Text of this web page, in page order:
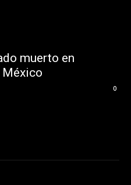
muerto en
México
0